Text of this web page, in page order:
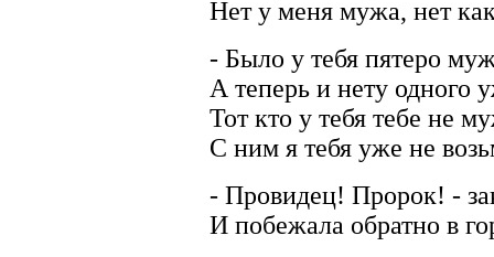
Нет у меня мужа, нет
- Было у тебя пятеро
А теперь и нету одного
Тот кто у тебя тебе не
С ним я тебя уже не
- Провидец! Пророк! -
И побежала обратно в